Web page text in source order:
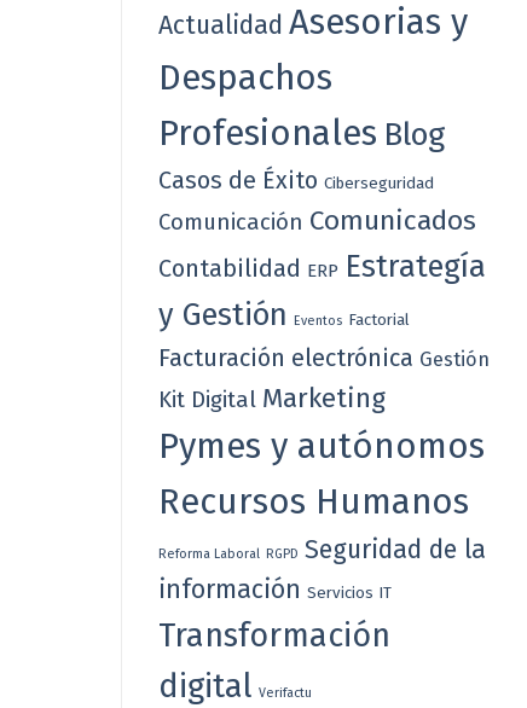
Actualidad Asesorias y
Despachos
Profesionales Blog
Casos de Éxito Ciberseguridad
Comunicación Comunicados
Contabilidad ERP Estrategía
y Gestión
Eventos Factorial
Facturación electrónica Gestión
Kit Digital Marketing
Pymes y autónomos
Recursos Humanos
Reforma Laboral RGPD Seguridad de la
información Servicios IT
Transformación
digital Verifactu